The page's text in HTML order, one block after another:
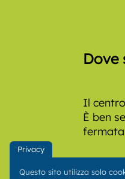
Dove
Il
È ben
Privacy
Questo sito utilizza solo